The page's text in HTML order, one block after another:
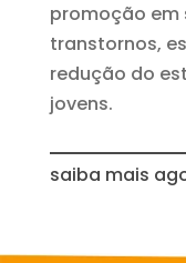
promoção em
transtornos,
redução do
jovens.
saiba mais